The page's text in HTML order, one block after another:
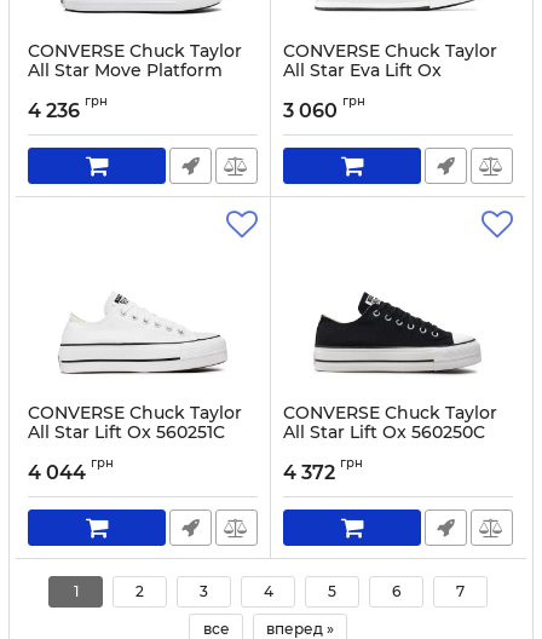
CONVERSE Chuck Taylor
All Star Move Platform
Артикул:
4 236 грн
CONVERSE Chuck Taylor
All Star Eva Lift Ox
Артикул: 0000300430958-35.5
3 060 грн
CONVERSE Chuck Taylor
All Star Lift Ox 560251C
Артикул: 0000200727455-36
4 044 грн
CONVERSE Chuck Taylor
All Star Lift Ox 560250C
Артикул:
4 372 грн
1 2 3 4 5 6 7
все вперед »